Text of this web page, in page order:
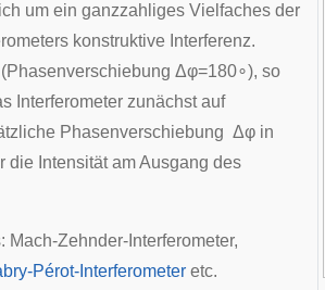
um ein ganzzahliges Vielfaches der
konstruktive Interferenz.
Δφ=180∘), so
Interferometer zunächst auf
Phasenverschiebung Δφ in
die Intensität am Ausgang des
Mach-Zehnder-Interferometer,
Pérot-Interferometer etc.